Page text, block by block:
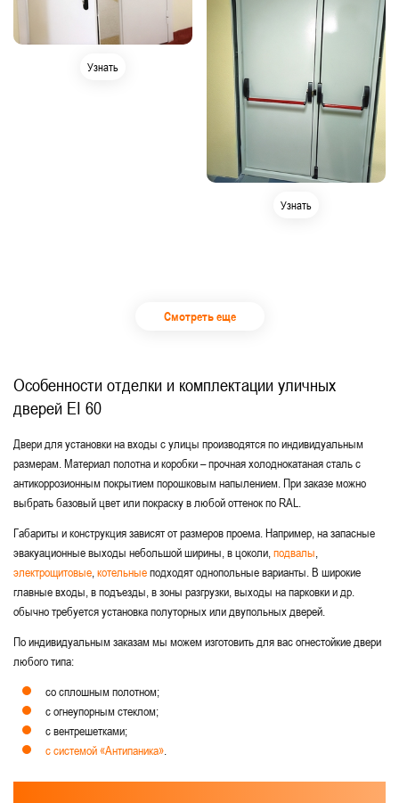
Узнать
Узнать
Смотреть еще
Особенности отделки и комплектации уличных
дверей EI 60
Двери для установки на входы с улицы производятся по индивидуальным
размерам. Материал полотна и коробки – прочная холоднокатаная сталь с
антикоррозионным покрытием порошковым напылением. При заказе можно
выбрать базовый цвет или покраску в любой оттенок по RAL.
Габариты и конструкция зависят от размеров проема. Например, на запасные
эвакуационные выходы небольшой ширины, в цоколи,подвалы,
электрощитовые,котельныеподходят однопольные варианты. В широкие
главные входы, в подъезды, в зоны разгрузки, выходы на парковки и др.
обычно требуется установка полуторных или двупольных дверей.
По индивидуальным заказам мы можем изготовить для вас огнестойкие двери
любого типа:
со сплошным полотном;
с огнеупорным стеклом;
с вентрешетками;
с системой «Антипаника».